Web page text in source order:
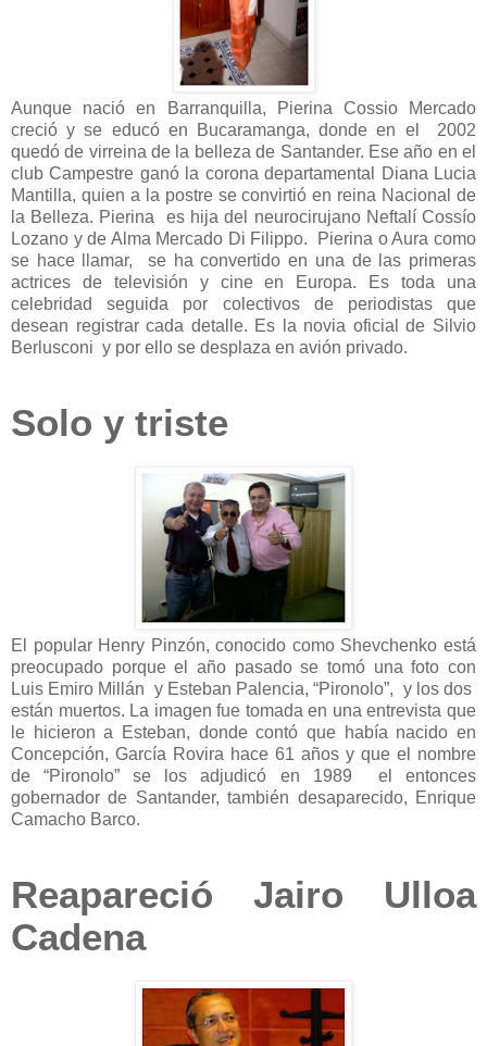
Aunque nació en Barranquilla, Pierina Cossio Mercado
creció y se educó en Bucaramanga, donde en el 2002
quedó de virreina de la belleza de Santander. Ese año en el
club Campestre ganó la corona departamental Diana Lucia
Mantilla, quien a la postre se convirtió en reina Nacional de
la Belleza. Pierina es hija del neurocirujano Neftalí Cossío
Lozano y de Alma Mercado Di Filippo. Pierina o Aura como
se hace llamar, se ha convertido en una de las primeras
actrices de televisión y cine en Europa. Es toda una
celebridad seguida por colectivos de periodistas que
desean registrar cada detalle. Es la novia oficial de Silvio
Berlusconi y por ello se desplaza en avión privado.
Solo y triste
El popular Henry Pinzón, conocido como Shevchenko está
preocupado porque el año pasado se tomó una foto con
Luis Emiro Millán y Esteban Palencia, “Pironolo”, y los dos
están muertos. La imagen fue tomada en una entrevista que
le hicieron a Esteban, donde contó que había nacido en
Concepción, García Rovira hace 61 años y que el nombre
de “Pironolo” se los adjudicó en 1989 el entonces
gobernador de Santander, también desaparecido, Enrique
Camacho Barco.
Reapareció Jairo Ulloa
Cadena